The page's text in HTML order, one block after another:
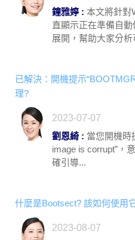
鐘雅婷 : 本文將針對
直顯示正在準備自
展開，幫助大家分析
已解決：開機提示
理?
2023-07-07
劉恩綺 : 當您開機時
image is corrupt”，
確引導...
什麼是Bootsect? 該如何使用
2023-08-07